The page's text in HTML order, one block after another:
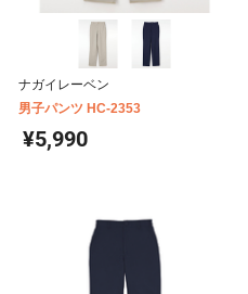
ナガイレーベン
男子パンツ HC-2353
¥5,990